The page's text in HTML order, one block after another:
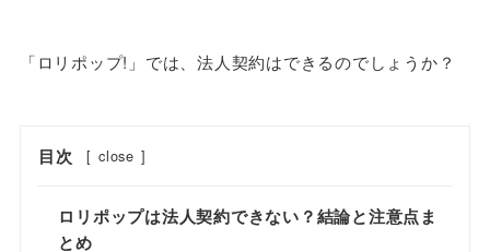
「ロリポップ!」では、法人契約はできるのでしょうか？
目次 [ close ]
ロリポップは法人契約できない？結論と注意点ま
とめ